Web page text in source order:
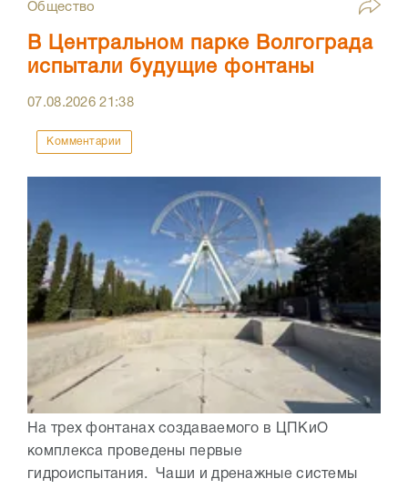
Общество
В Центральном парке Волгограда
испытали будущие фонтаны
07.08.202621:38
Комментарии
На трех фонтанах создаваемого в ЦПКиО
комплекса проведены первые
гидроиспытания. Чаши и дренажные системы